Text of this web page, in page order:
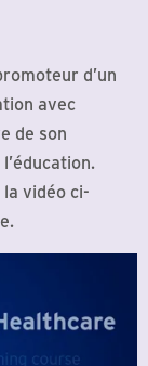
d’un
avec
de son
vidéo ci-